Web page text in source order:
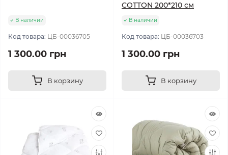
В наличии
Код товара: ЦБ-00036705
1 300.00 грн
В корзину
COTTON 200*210 см
В наличии
Код товара: ЦБ-00036703
1 300.00 грн
В корзину